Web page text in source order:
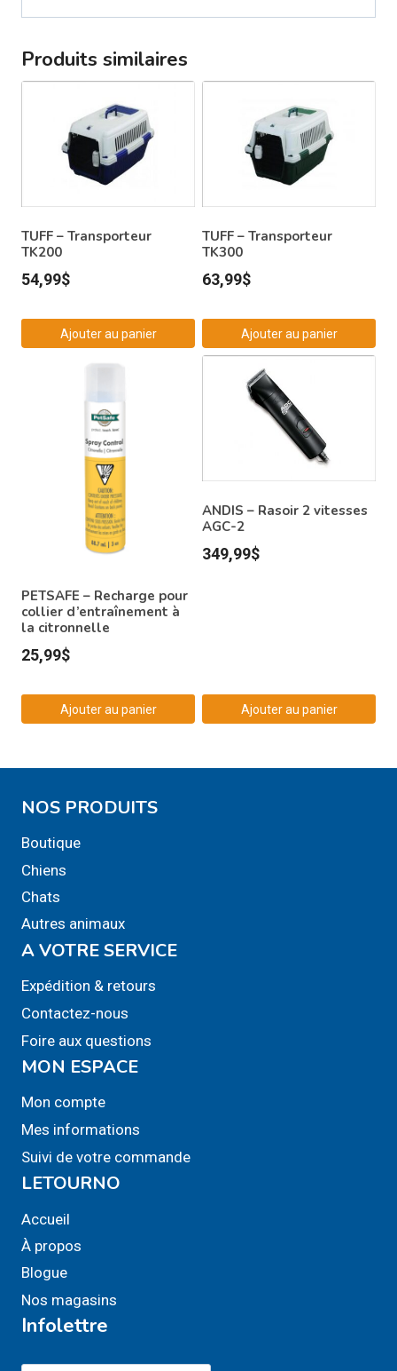
Produits similaires
TUFF – Transporteur
TK200
54,99$
Ajouter au panier
TUFF – Transporteur
TK300
63,99$
Ajouter au panier
PETSAFE – Recharge pour
collier d’entraînement à
la citronnelle
25,99$
Ajouter au panier
ANDIS – Rasoir 2 vitesses
AGC-2
349,99$
Ajouter au panier
NOS PRODUITS
Boutique
Chiens
Chats
Autres animaux
A VOTRE SERVICE
Expédition & retours
Contactez-nous
Foire aux questions
MON ESPACE
Mon compte
Mes informations
Suivi de votre commande
LETOURNO
Accueil
À propos
Blogue
Nos magasins
Infolettre